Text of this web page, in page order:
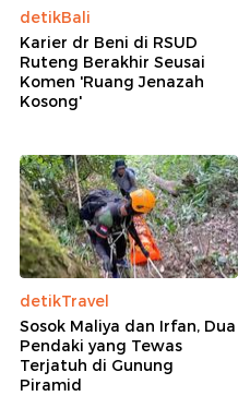
detikBali
Karier dr Beni di RSUD
Ruteng Berakhir Seusai
Komen 'Ruang Jenazah
Kosong'
detikTravel
Sosok Maliya dan Irfan, Dua
Pendaki yang Tewas
Terjatuh di Gunung
Piramid